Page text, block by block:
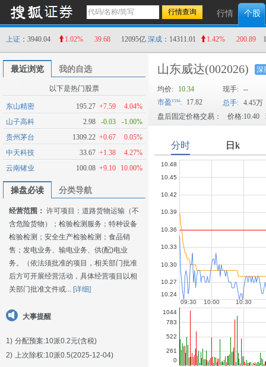
行情 个股
上证 ：3940.04 1.02% 39.68 12095亿 深成 ：14311.01 1.42% 200.89
最近浏览 我的自选
以下是热门股票
东山精密 195.27 +7.59
4.04%
山子高科
2.98 -0.03
-1.00%
贵州茅台
1309.22 +0.67
0.05%
中天科技
33.67 +1.38
4.27%
云南锗业
100.08 +9.10 10.00%
操盘必读 分类导航
经营范围： 许可项目：道路货物运输（不
含危险货物）；检验检测服务；特种设备
检验检测；安全生产检验检测；食品销
售；发电业务、输电业务、供(配)电业
务。（依法须批准的项目，相关部门批准
后方可开展经营活动，具体经营项目以相
关部门批准文件或... [详细]
大事提醒
1) 分配预案:10派0.2元(含税)
2) 上次除权:10派0.5(2025-12-04)
山东威达(002026) 深
均价: 10.34 现手: --
市盈
: 17.82 总手: 4.45万
盘后固定价格交易：
价格:10.40